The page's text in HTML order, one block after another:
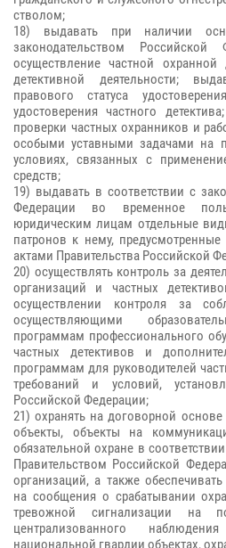
стволом;
18) выдавать при наличии
законодательством
осуществление частной охранной
детективной деятельности;
правового статуса
удостоверения частного
проверки частных охранников и
особыми уставными задачами на
условиях, связанных с
средств;
19) выдавать в соответствии с
Федерации во временное
юридическим лицам отдельные
патронов к нему,
актами Правительства Российской
20) осуществлять контроль за
организаций и частных
осуществлении контроля за
осуществляющими
программам профессионального
частных детективов и
программам для руководителей
требований и условий,
Российской Федерации;
21) охранять на договорной
объекты, объекты на
обязательной охране в
Правительством Российской
организаций, а также
на сообщения о срабатывании
тревожной сигнализации на
централизованного
национальной гвардии объектах,